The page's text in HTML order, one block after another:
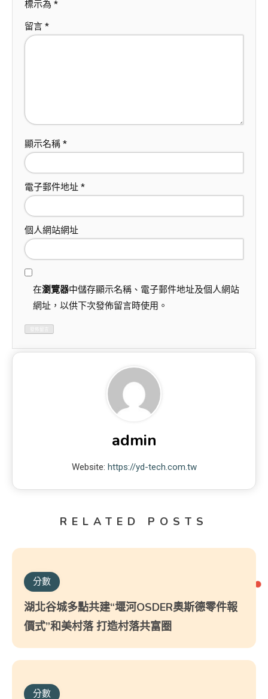
標示為 *
留言 *
顯示名稱 *
電子郵件地址 *
個人網站網址
在瀏覽器中儲存顯示名稱、電子郵件地址及個人網站
網址，以供下次發佈留言時使用。
admin
Website: https://yd-tech.com.tw
RELATED POSTS
分數
湖北谷城多點共建“堰河OSDER奧斯德零件報
價式”和美村落 打造村落共富圈
分數